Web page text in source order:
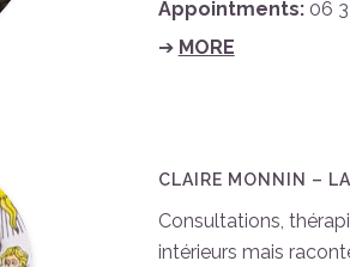
Appointments:06
➔ MORE
CLAIRE MONNIN –
Consultations,
intérieurs mais